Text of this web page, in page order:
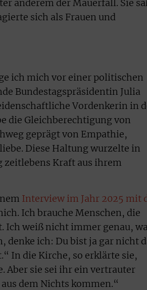
anderem der Mauerfall. Sie
sich als Frauen und
ich mich vor einer politischen
Bundestagspräsidentin Julia
Vordenkerin in
die Gleichberechtigung von
geprägt von Empathie,
Diese Haltung wurzelte in
zeitlebens Kraft aus ihrem
Interview im Jahr 2025 mit
Ich brauche Menschen, die
Ich weiß nicht immer genau,
ich: Du bist ja gar nicht
In die Kirche, so erklärte sie,
Aber sie sei ihr ein vertrauter
dem Nichts kommen.“